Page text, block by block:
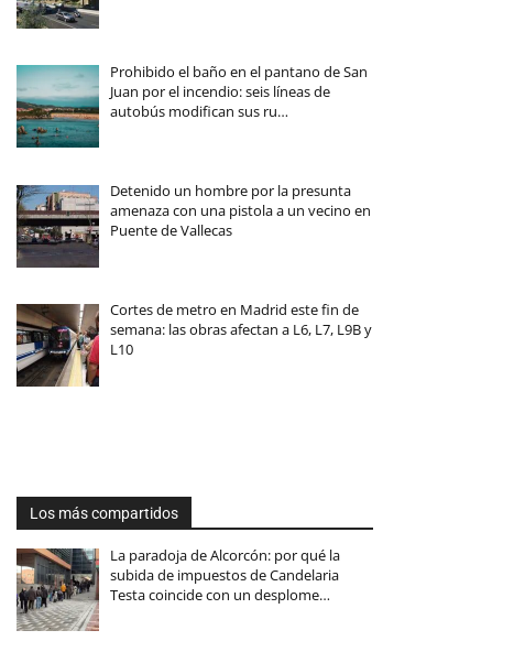
Prohibido el baño en el pantano de San
Juan por el incendio: seis líneas de
autobús modifican sus ru…
Detenido un hombre por la presunta
amenaza con una pistola a un vecino en
Puente de Vallecas
Cortes de metro en Madrid este fin de
semana: las obras afectan a L6, L7, L9B y
L10
Los más compartidos
La paradoja de Alcorcón: por qué la
subida de impuestos de Candelaria
Testa coincide con un desplome…